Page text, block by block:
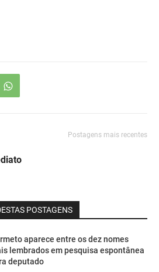
Postagens mais recentes
POSTAGENS
aparece entre os dez nomes
lembrados em pesquisa espontânea
deputado